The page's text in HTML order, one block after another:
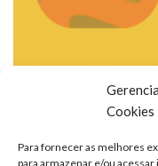
Cookies
Para fornecer as melhores
para armazenar e/ou